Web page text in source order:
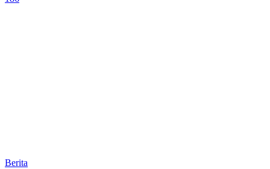
Berita